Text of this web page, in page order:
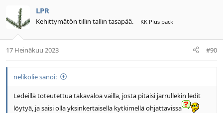
LPR
Kehittymätön tillin tallin tasapää. KK Plus pack
17 Heinäkuu 2023 #90
nelikolie sanoi:
Ledeillä toteutettua takavaloa vailla, josta pitäisi jarrullekin ledit
löytyä, ja saisi olla yksinkertaisella kytkimellä ohjattavissa